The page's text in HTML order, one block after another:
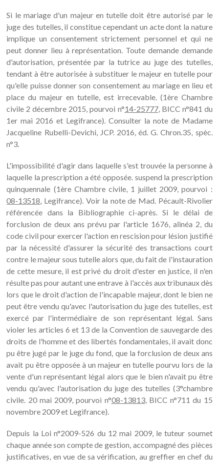
Si le mariage d'un majeur en tutelle doit être autorisé par le
juge des tutelles, il constitue cependant un acte dont la nature
implique un consentement strictement personnel et qui ne
peut donner lieu à représentation. Toute demande demande
d'autorisation, présentée par la tutrice au juge des tutelles,
tendant à être autorisée à substituer le majeur en tutelle pour
qu'elle puisse donner son consentement au mariage en lieu et
place du majeur en tutelle, est irrecevable. (1ère Chambre
civile 2 décembre 2015, pourvoi n°14-25777, BICC n°841 du
1er mai 2016 et Legifrance). Consulter la note de Madame
Jacqueline Rubelli-Devichi, JCP. 2016, éd. G. Chron.35, spèc.
n°3.
L'impossibilité d'agir dans laquelle s'est trouvée la personne à
laquelle la prescription a été opposée. suspend la prescription
quinquennale (1ère Chambre civile, 1 juillet 2009, pourvoi :
08-13518, Legifrance). Voir la note de Mad. Pécault-Rivolier
référencée dans la Bibliographie ci-après. Si le délai de
forclusion de deux ans prévu par l'article 1676, alinéa 2, du
code civil pour exercer l'action en rescision pour lésion justifié
par la nécessité d'assurer la sécurité des transactions court
contre le majeur sous tutelle alors que, du fait de l'instauration
de cette mesure, il est privé du droit d'ester en justice, il n'en
résulte pas pour autant une entrave à l'accès aux tribunaux dès
lors que le droit d'action de l'incapable majeur, dont le bien ne
peut être vendu qu'avec l'autorisation du juge des tutelles, est
exercé par l'intermédiaire de son représentant légal. Sans
violer les articles 6 et 13 de la Convention de sauvegarde des
droits de l'homme et des libertés fondamentales, il avait donc
pu être jugé par le juge du fond, que la forclusion de deux ans
avait pu être opposée à un majeur en tutelle pourvu lors de la
vente d'un représentant légal alors que le bien n'avait pu être
vendu qu'avec l'autorisation du juge des tutelles (3°chambre
civile. 20 mai 2009, pourvoi n°08-13813, BICC n°711 du 15
novembre 2009 et Legifrance).
Depuis la Loi n°2009-526 du 12 mai 2009, le tuteur soumet
chaque année son compte de gestion, accompagné des pièces
justificatives, en vue de sa vérification, au greffier en chef du